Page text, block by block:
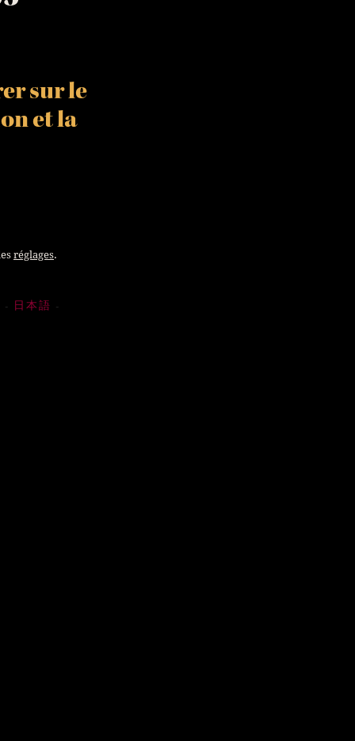
sur le
et la
réglages.
日本語